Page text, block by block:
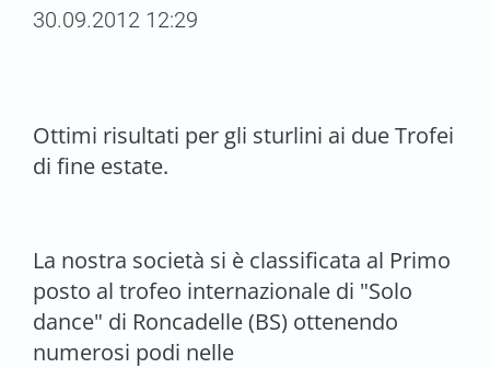
30.09.2012 12:29
Ottimi risultati per gli sturlini ai due Trofei
di fine estate.
La nostra società si è classificata al Primo
posto al trofeo internazionale di "Solo
dance" di Roncadelle (BS) ottenendo
numerosi podi nelle